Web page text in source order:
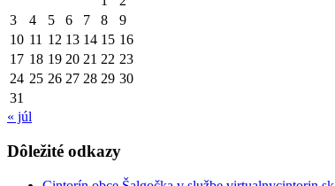
3
4 5 6 7 8
9
10 11 12 13 14 15 16
17 18 19 20 21 22 23
24 25 26 27 28 29 30
31
« júl
Dôležité odkazy